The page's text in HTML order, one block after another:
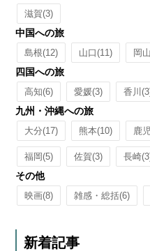
滋賀(3)
中国への旅
島根(12) 山口(11) 岡
四国への旅
高知(6) 愛媛(3) 香川
九州・沖縄への旅
大分(17) 熊本(10) 鹿
福岡(5) 佐賀(3) 長崎
その他
映画(8) 雑感・総括(6)
新着記事